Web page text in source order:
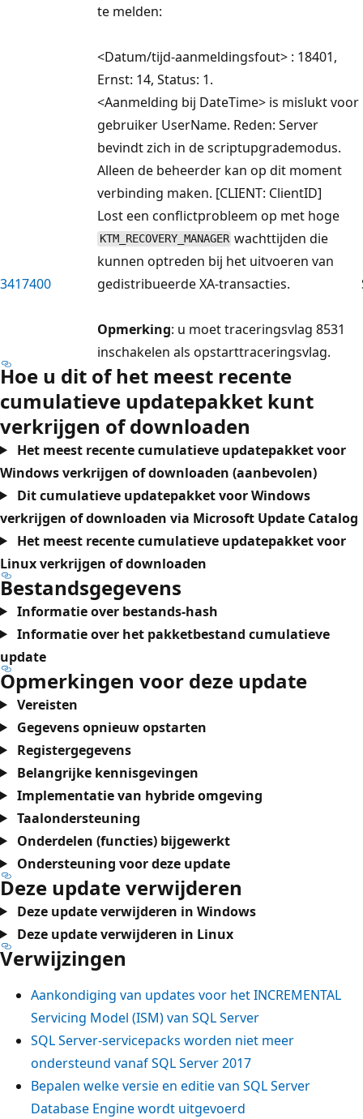
te melden:
<Datum/tijd-aanmeldingsfout> : 18401,
Ernst: 14, Status: 1.
<Aanmelding bij DateTime> is mislukt voor
gebruiker UserName. Reden: Server
bevindt zich in de scriptupgrademodus.
Alleen de beheerder kan op dit moment
verbinding maken. [CLIENT: ClientID]
3417400
Lost een conflictprobleem op met hoge
KTM_RECOVERY_MANAGER wachttijden die
kunnen optreden bij het uitvoeren van
gedistribueerde XA-transacties.
Opmerking: u moet traceringsvlag 8531
inschakelen als opstarttraceringsvlag.
Hoe u dit of het meest recente
cumulatieve updatepakket kunt
verkrijgen of downloaden
Het meest recente cumulatieve updatepakket voor
Windows verkrijgen of downloaden (aanbevolen)
Dit cumulatieve updatepakket voor Windows
verkrijgen of downloaden via Microsoft Update Catalog
Het meest recente cumulatieve updatepakket voor
Linux verkrijgen of downloaden
Bestandsgegevens
Informatie over bestands-hash
Informatie over het pakketbestand cumulatieve
update
Opmerkingen voor deze update
Vereisten
Gegevens opnieuw opstarten
Registergegevens
Belangrijke kennisgevingen
Implementatie van hybride omgeving
Taalondersteuning
Onderdelen (functies) bijgewerkt
Ondersteuning voor deze update
Deze update verwijderen
Deze update verwijderen in Windows
Deze update verwijderen in Linux
Verwijzingen
Aankondiging van updates voor het INCREMENTAL
Servicing Model (ISM) van SQL Server
SQL Server-servicepacks worden niet meer
ondersteund vanaf SQL Server 2017
Bepalen welke versie en editie van SQL Server
Database Engine wordt uitgevoerd